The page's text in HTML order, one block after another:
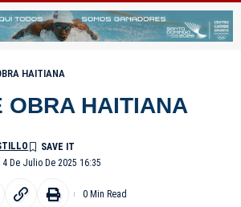
HAITIANA
OBRA HAITIANA
De Julio De 2025 16:35
0 Min Read